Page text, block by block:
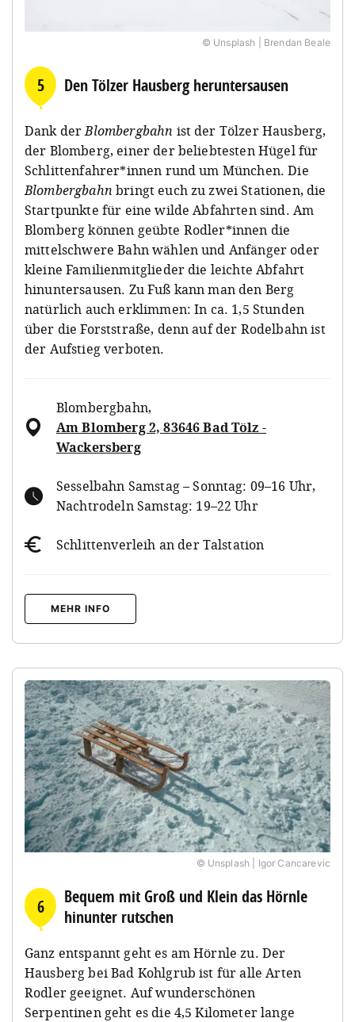
© Unsplash | Brendan Beale
5 Den Tölzer Hausberg heruntersausen
Dank derBlombergbahn ist der Tölzer Hausberg,
der Blomberg, einer der beliebtesten Hügel für
Schlittenfahrer*innen rund um München. Die
Blombergbahn bringt euch zu zwei Stationen, die
Startpunkte für eine wilde Abfahrten sind. Am
Blomberg können geübte Rodler*innen die
mittelschwere Bahn wählen und Anfänger oder
kleine Familienmitglieder die leichte Abfahrt
hinuntersausen. Zu Fuß kann man den Berg
natürlich auch erklimmen: In ca. 1,5 Stunden
über die Forststraße, denn auf der Rodelbahn ist
der Aufstieg verboten.
Blombergbahn,
Am Blomberg 2, 83646 Bad Tölz -
Wackersberg
Sesselbahn Samstag – Sonntag: 09–16 Uhr,
Nachtrodeln Samstag: 19–22 Uhr
Schlittenverleih an der Talstation
MEHR INFO
© Unsplash | Igor Cancarevic
6
Bequem mit Groß und Klein das Hörnle
hinunter rutschen
Ganz entspannt geht es am Hörnle zu. Der
Hausberg bei Bad Kohlgrub ist für alle Arten
Rodler geeignet. Auf wunderschönen
Serpentinen geht es die 4,5 Kilometer lange